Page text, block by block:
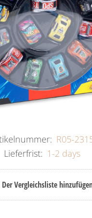
R05-
Lieferfrist: 1-2 days